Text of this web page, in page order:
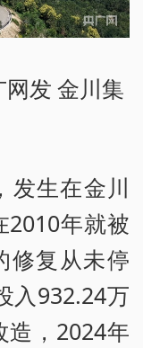
发 金川集
发生在金川
2010年就被
修复从未停
入932.24万
造，2024年